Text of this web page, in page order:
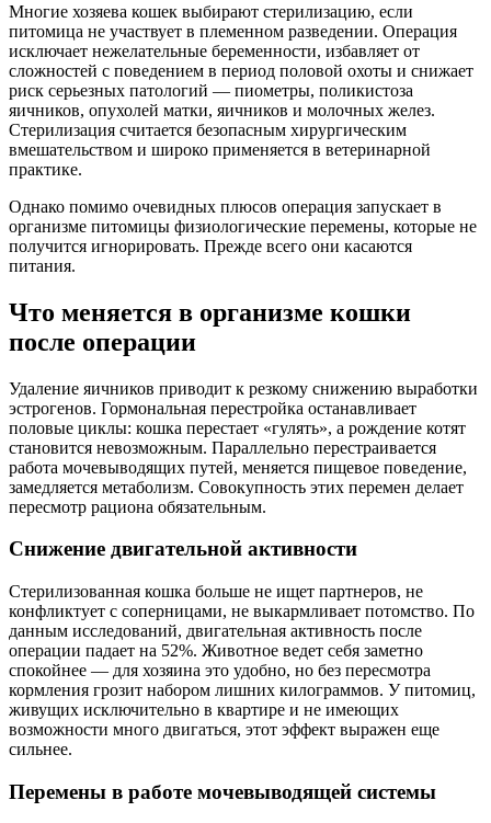
Многие хозяева кошек выбирают стерилизацию, если
питомица не участвует в племенном разведении. Операция
исключает нежелательные беременности, избавляет от
сложностей с поведением в период половой охоты и снижает
риск серьезных патологий — пиометры, поликистоза
яичников, опухолей матки, яичников и молочных желез.
Стерилизация считается безопасным хирургическим
вмешательством и широко применяется в ветеринарной
практике.
Однако помимо очевидных плюсов операция запускает в
организме питомицы физиологические перемены, которые не
получится игнорировать. Прежде всего они касаются
питания.
Что меняется в организме кошки
после операции
Удаление яичников приводит к резкому снижению выработки
эстрогенов. Гормональная перестройка останавливает
половые циклы: кошка перестает «гулять», а рождение котят
становится невозможным. Параллельно перестраивается
работа мочевыводящих путей, меняется пищевое поведение,
замедляется метаболизм. Совокупность этих перемен делает
пересмотр рациона обязательным.
Снижение двигательной активности
Стерилизованная кошка больше не ищет партнеров, не
конфликтует с соперницами, не выкармливает потомство. По
данным исследований, двигательная активность после
операции падает на 52%. Животное ведет себя заметно
спокойнее — для хозяина это удобно, но без пересмотра
кормления грозит набором лишних килограммов. У питомиц,
живущих исключительно в квартире и не имеющих
возможности много двигаться, этот эффект выражен еще
сильнее.
Перемены в работе мочевыводящей системы